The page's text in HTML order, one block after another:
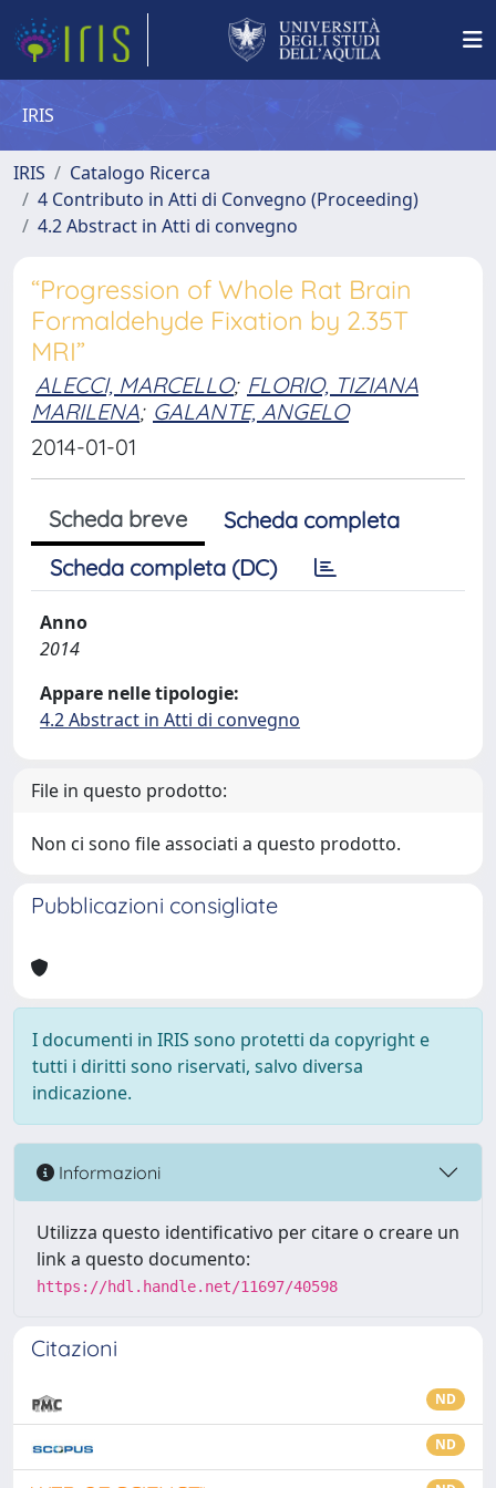
IRIS
IRIS
Catalogo Ricerca
4 Contributo in Atti di Convegno (Proceeding)
4.2 Abstract in Atti di convegno
“Progression of Whole Rat Brain
Formaldehyde Fixation by 2.35T
MRI”
ALECCI, MARCELLO; FLORIO, TIZIANA
MARILENA; GALANTE, ANGELO
2014-01-01
Scheda breve
Scheda completa
Scheda completa (DC)
Anno
2014
Appare nelle tipologie:
4.2 Abstract in Atti di convegno
File in questo prodotto:
Non ci sono file associati a questo prodotto.
Pubblicazioni consigliate
I documenti in IRIS sono protetti da copyright e
tutti i diritti sono riservati, salvo diversa
indicazione.
Informazioni
Utilizza questo identificativo per citare o creare un
link a questo documento:
https://hdl.handle.net/11697/40598
Citazioni
ND
ND